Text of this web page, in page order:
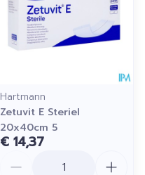
Hartmann
Zetuvit E Steriel
20x40cm 5
€ 14,37